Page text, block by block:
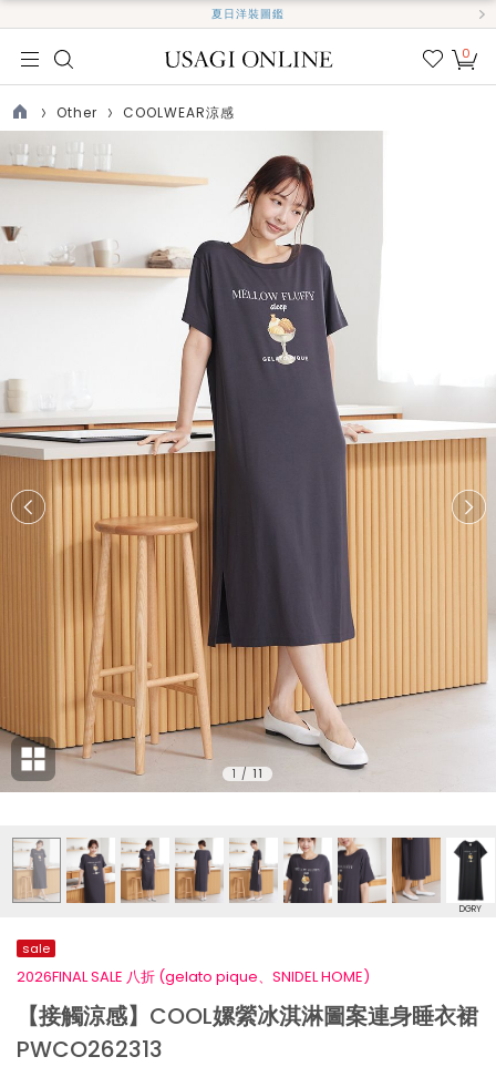
夏日洋裝圖鑑
我的
0
TOP
Other COOLWEAR涼感
1 / 11
DGRY
sale
2026FINAL SALE 八折 (gelato pique、SNIDEL HOME)
【接觸涼感】COOL嫘縈冰淇淋圖案連身睡衣裙
PWCO262313